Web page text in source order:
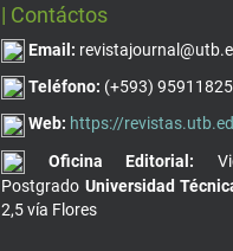
| Contáctos
Email:
Teléfono: (+593)
Web: https://
Oficina Editorial:
Postgrado Universidad
2,5 vía Flores